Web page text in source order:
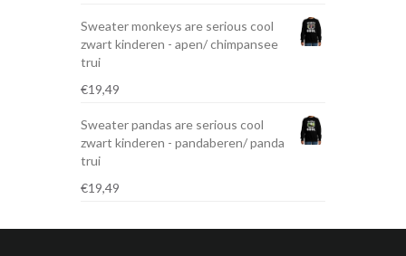
Sweater monkeys are serious cool
zwart kinderen - apen/ chimpansee
trui
€19,49
Sweater pandas are serious cool
zwart kinderen - pandaberen/ panda
trui
€19,49